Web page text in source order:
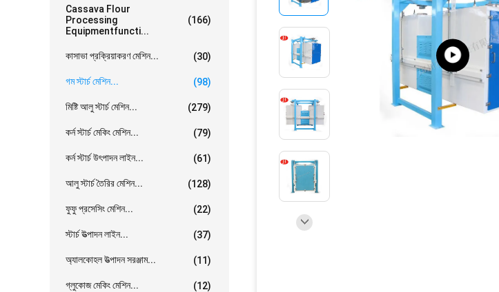
Cassava Flour
Processing
Equipmentfuncti...
(166)
কাসাভা প্রক্রিয়াকরণ মেশিন... (30)
গম স্টার্চ মেশিন... (98)
মিষ্টি আলু স্টার্চ মেশিন... (279)
কর্ন স্টার্চ মেকিং মেশিন... (79)
কর্ন স্টার্চ উৎপাদন লাইন... (61)
আলু স্টার্চ তৈরির মেশিন... (128)
ফুফু প্রসেসিং মেশিন... (22)
স্টার্চ উত্পাদন লাইন... (37)
অ্যালকোহল উত্পাদন সরঞ্জাম... (11)
গ্লুকোজ মেকিং মেশিন... (12)